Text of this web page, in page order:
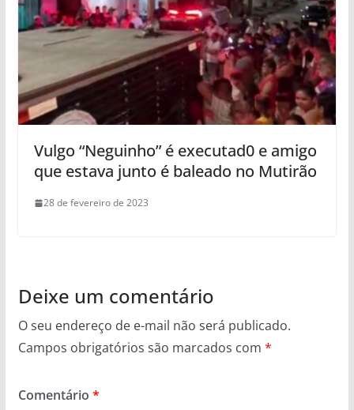
Vulgo “Neguinho” é executad0 e amigo
que estava junto é baleado no Mutirão
28 de fevereiro de 2023
Deixe um comentário
O seu endereço de e-mail não será publicado.
Campos obrigatórios são marcados com *
Comentário *